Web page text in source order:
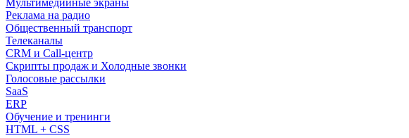
Мультимедийные экраны
Реклама на радио
Общественный транспорт
Телеканалы
CRM и Call-центр
Скрипты продаж и Холодные звонки
Голосовые рассылки
SaaS
ERP
Обучение и тренинги
HTML + CSS